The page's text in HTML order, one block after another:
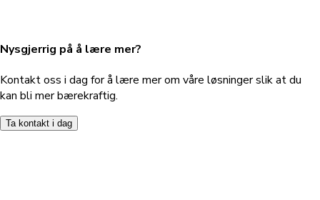
Nysgjerrig på å lære mer?
Kontakt oss i dag for å lære mer om våre løsninger slik at du
kan bli mer bærekraftig.
Ta kontakt i dag